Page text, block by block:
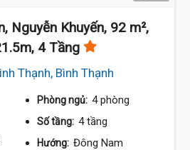
Nguyễn Khuyến, 92 m²,
4 Tầng
Thạnh, Bình Thạnh
Phòng ngủ: 4 phòng
Số tầng: 4 tầng
Hướng: Đông Nam